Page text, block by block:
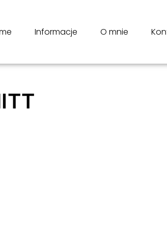
Informacje O mnie